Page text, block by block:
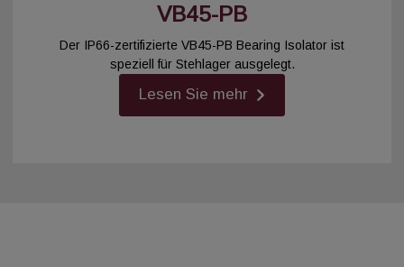
VB45-PB
Der IP66-zertifizierte VB45-PB Bearing Isolator ist
speziell für Stehlager ausgelegt.
Lesen Sie mehr